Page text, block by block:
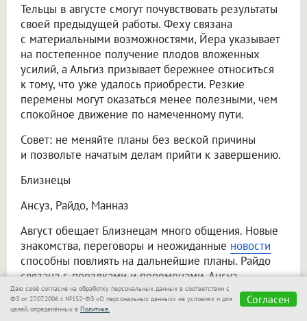
Тельцы в августе смогут почувствовать результаты
своей предыдущей работы. Феху связана
с материальными возможностями, Йера указывает
на постепенное получение плодов вложенных
усилий, а Альгиз призывает бережнее относиться
к тому, что уже удалось приобрести. Резкие
перемены могут оказаться менее полезными, чем
спокойное движение по намеченному пути.
Совет: не меняйте планы без веской причины
и позвольте начатым делам прийти к завершению.
Близнецы
Ансуз, Райдо, Манназ
Август обещает Близнецам много общения. Новые
знакомства, переговоры и неожиданные новости
способны повлиять на дальнейшие планы. Райдо
связана с поездками и переменами, Ансуз —
с информацией и разговорами, а Манназ
предлагает внимательнее разобраться
Даю своё согласие на обработку персональных данных в соответствии с
ФЗ от 27.07.2006 г. №152-ФЗ «О персональных данных» на условиях и для
целей, определённых в Политике.
Согласен